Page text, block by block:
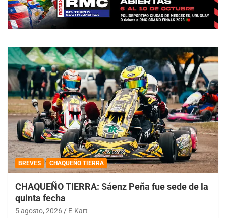
BREVES CHAQUEÑO TIERRA
CHAQUEÑO TIERRA: Sáenz Peña fue sede de la
quinta fecha
5 agosto, 2026 E-Kart